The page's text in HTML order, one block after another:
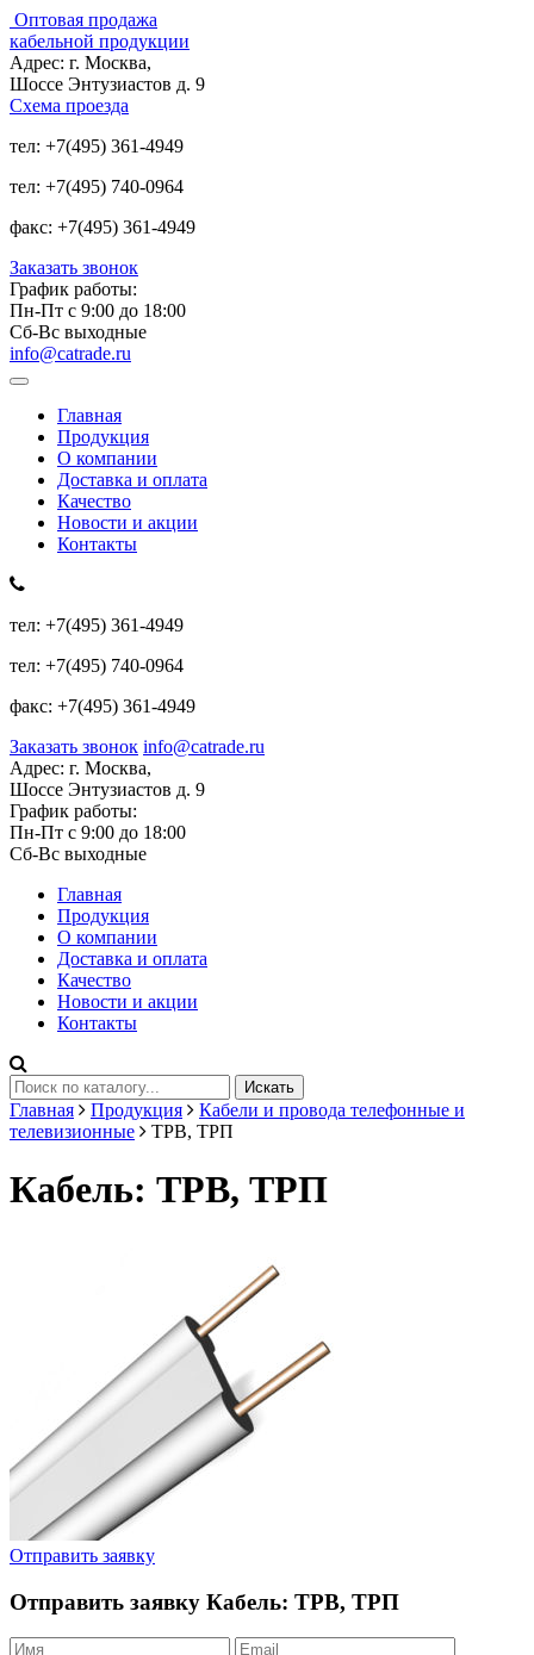
Оптовая продажа
кабельной продукции
Адрес: г. Москва,
Шоссе Энтузиастов д. 9
Схема проезда
тел: +7(495) 361-4949
тел: +7(495) 740-0964
факс: +7(495) 361-4949
Заказать звонок
График работы:
Пн-Пт с 9:00 до 18:00
Сб-Вс выходные
info@catrade.ru
Главная
Продукция
О компании
Доставка и оплата
Качество
Новости и акции
Контакты
тел: +7(495) 361-4949
тел: +7(495) 740-0964
факс: +7(495) 361-4949
Заказать звонок info@catrade.ru
Адрес: г. Москва,
Шоссе Энтузиастов д. 9
График работы:
Пн-Пт с 9:00 до 18:00
Сб-Вс выходные
Главная
Продукция
О компании
Доставка и оплата
Качество
Новости и акции
Контакты
Искать
Главная Продукция
Кабели и провода телефонные и
телевизионные
ТРВ, ТРП
Кабель: ТРВ, ТРП
Отправить заявку
Отправить заявку Кабель: ТРВ, ТРП